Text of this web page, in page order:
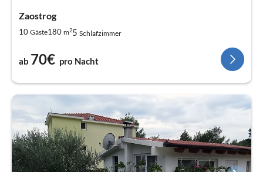
Zaostrog
10 Gäste180 m25 Schlafzimmer
ab 70€ pro Nacht